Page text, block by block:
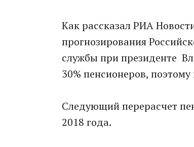
Как рассказал РИА
прогнозирования
службы при президенте
30% пенсионеров,
Следующий перерасчет
2018 года.